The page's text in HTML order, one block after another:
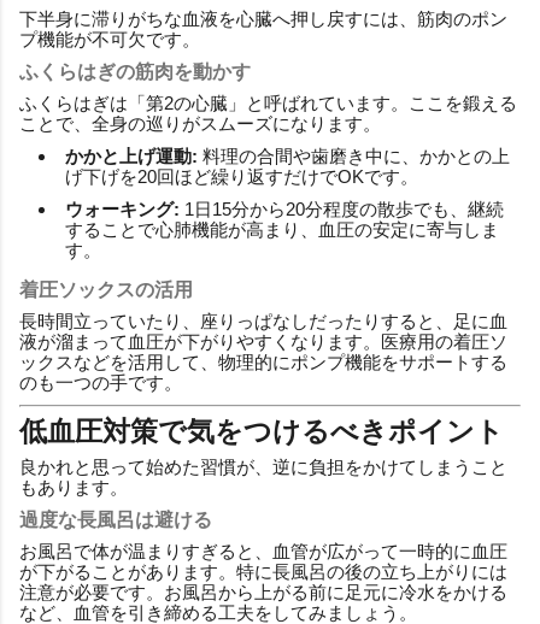
下半身に滞りがちな血液を心臓へ押し戻すには、筋肉のポン
プ機能が不可欠です。
ふくらはぎの筋肉を動かす
ふくらはぎは「第2の心臓」と呼ばれています。ここを鍛える
ことで、全身の巡りがスムーズになります。
かかと上げ運動: 料理の合間や歯磨き中に、かかとの上
げ下げを20回ほど繰り返すだけでOKです。
ウォーキング: 1日15分から20分程度の散歩でも、継続
することで心肺機能が高まり、血圧の安定に寄与しま
す。
着圧ソックスの活用
長時間立っていたり、座りっぱなしだったりすると、足に血
液が溜まって血圧が下がりやすくなります。医療用の着圧ソ
ックスなどを活用して、物理的にポンプ機能をサポートする
のも一つの手です。
低血圧対策で気をつけるべきポイント
良かれと思って始めた習慣が、逆に負担をかけてしまうこと
もあります。
過度な長風呂は避ける
お風呂で体が温まりすぎると、血管が広がって一時的に血圧
が下がることがあります。特に長風呂の後の立ち上がりには
注意が必要です。お風呂から上がる前に足元に冷水をかける
など、血管を引き締める工夫をしてみましょう。